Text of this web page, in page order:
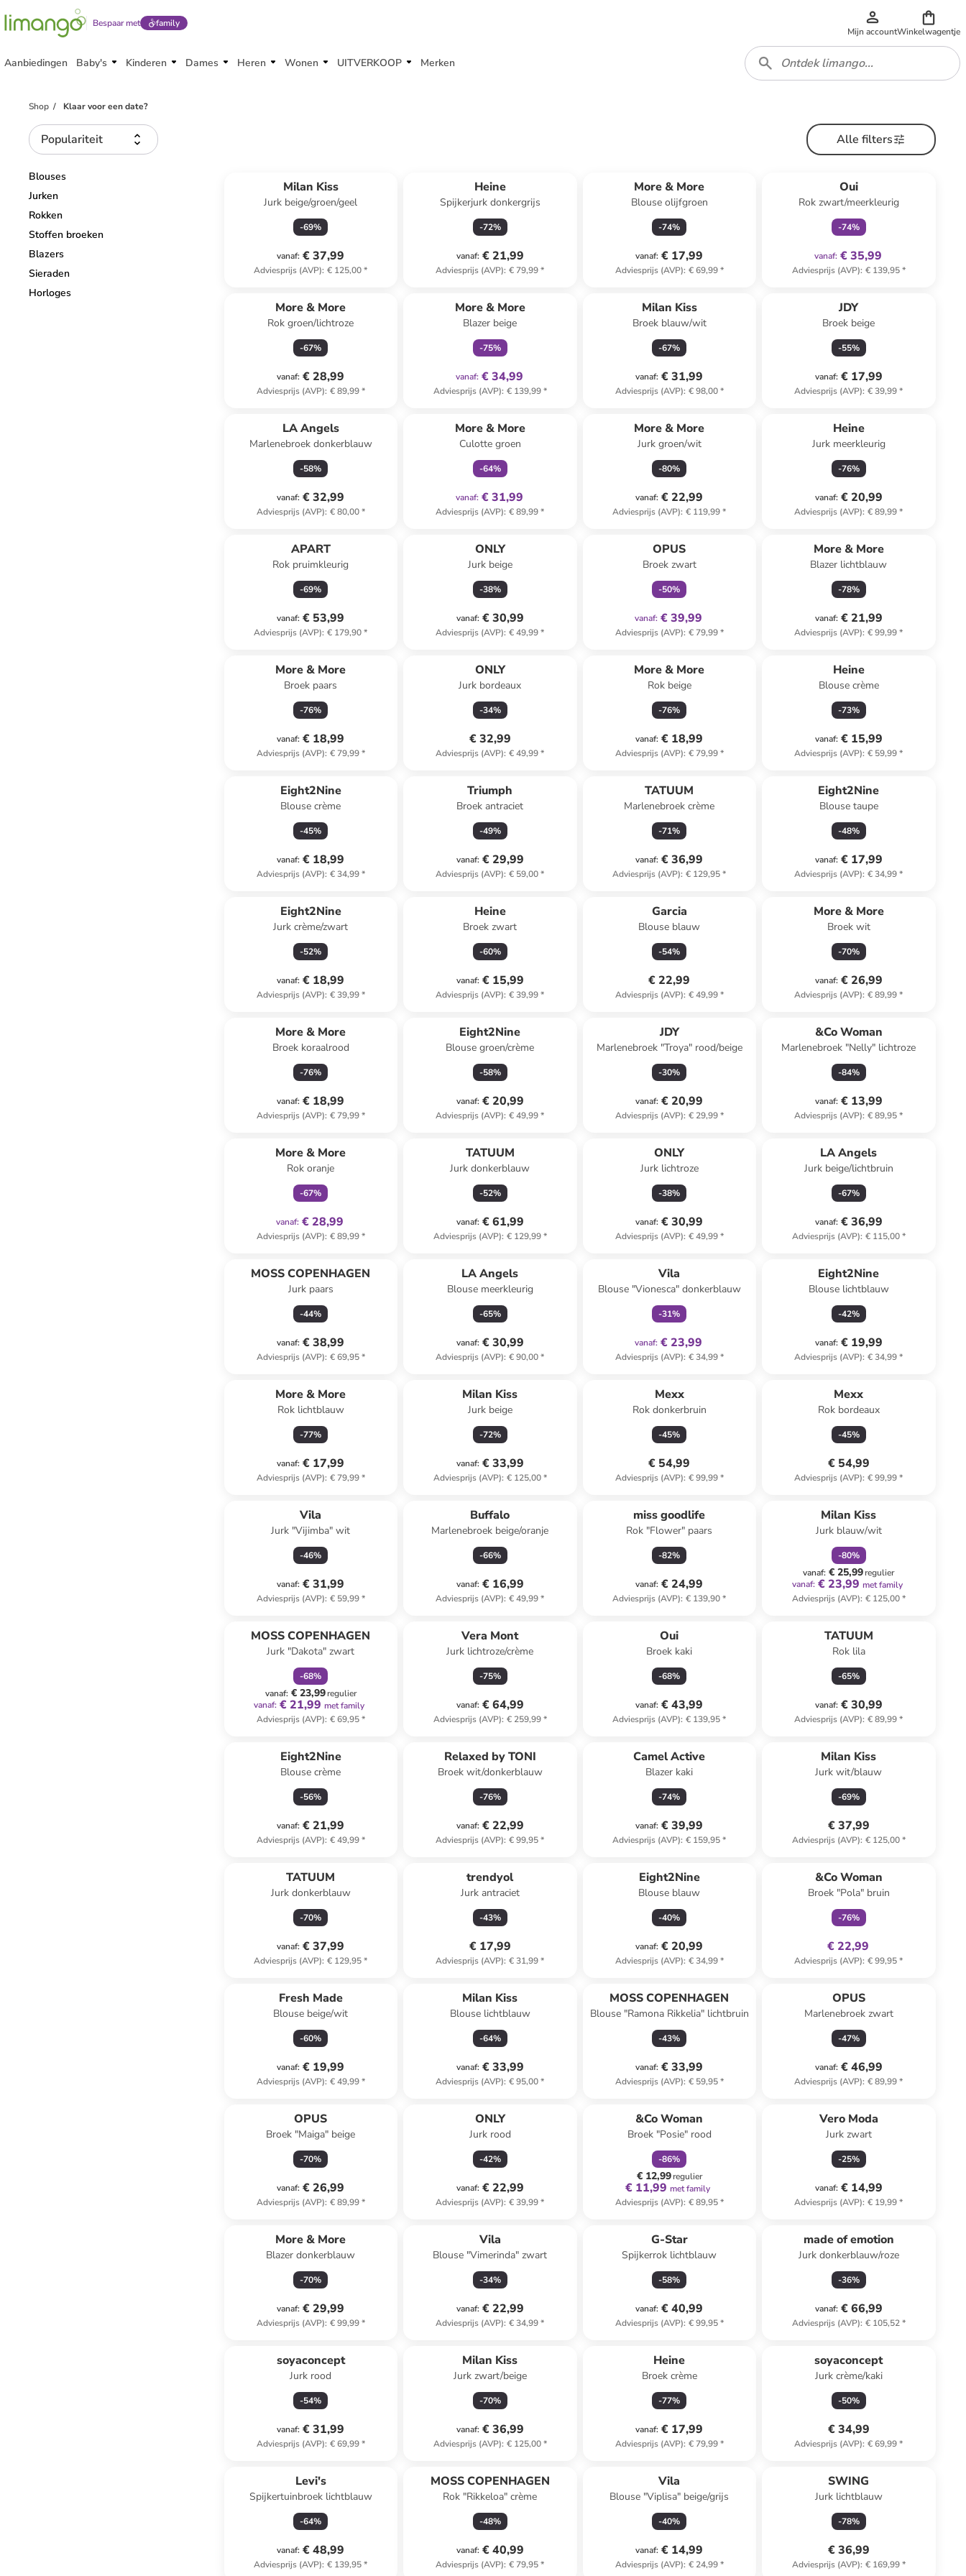
Bespaar met family
Mijn accountWinkelwagentje
Aanbiedingen Baby's Kinderen Dames Heren Wonen UITVERKOOP Merken
Shop Klaar voor een date?
Populariteit Alle filters
Blouses
Jurken
Rokken
Stoffen broeken
Blazers
Sieraden
Horloges
Milan Kiss
Jurk beige/groen/geel
-69%
vanaf: € 37,99
Adviesprijs (AVP): € 125,00*
Heine
Spijkerjurk donkergrijs
-72%
vanaf: € 21,99
Adviesprijs (AVP): € 79,99*
More & More
Blouse olijfgroen
-74%
vanaf: € 17,99
Adviesprijs (AVP): € 69,99*
Oui
Rok zwart/meerkleurig
-74%
vanaf: € 35,99
Adviesprijs (AVP): € 139,95*
More & More
Rok groen/lichtroze
-67%
vanaf: € 28,99
Adviesprijs (AVP): € 89,99*
More & More
Blazer beige
-75%
vanaf: € 34,99
Adviesprijs (AVP): € 139,99*
Milan Kiss
Broek blauw/wit
-67%
vanaf: € 31,99
Adviesprijs (AVP): € 98,00*
JDY
Broek beige
-55%
vanaf: € 17,99
Adviesprijs (AVP): € 39,99*
LA Angels
Marlenebroek donkerblauw
-58%
vanaf: € 32,99
Adviesprijs (AVP): € 80,00*
More & More
Culotte groen
-64%
vanaf: € 31,99
Adviesprijs (AVP): € 89,99*
More & More
Jurk groen/wit
-80%
vanaf: € 22,99
Adviesprijs (AVP): € 119,99*
Heine
Jurk meerkleurig
-76%
vanaf: € 20,99
Adviesprijs (AVP): € 89,99*
APART
Rok pruimkleurig
-69%
vanaf: € 53,99
Adviesprijs (AVP): € 179,90*
ONLY
Jurk beige
-38%
vanaf: € 30,99
Adviesprijs (AVP): € 49,99*
OPUS
Broek zwart
-50%
vanaf: € 39,99
Adviesprijs (AVP): € 79,99*
More & More
Blazer lichtblauw
-78%
vanaf: € 21,99
Adviesprijs (AVP): € 99,99*
More & More
Broek paars
-76%
vanaf: € 18,99
Adviesprijs (AVP): € 79,99*
ONLY
Jurk bordeaux
-34%
€ 32,99
Adviesprijs (AVP): € 49,99*
More & More
Rok beige
-76%
vanaf: € 18,99
Adviesprijs (AVP): € 79,99*
Heine
Blouse crème
-73%
vanaf: € 15,99
Adviesprijs (AVP): € 59,99*
Eight2Nine
Blouse crème
-45%
vanaf: € 18,99
Adviesprijs (AVP): € 34,99*
Triumph
Broek antraciet
-49%
vanaf: € 29,99
Adviesprijs (AVP): € 59,00*
TATUUM
Marlenebroek crème
-71%
vanaf: € 36,99
Adviesprijs (AVP): € 129,95*
Eight2Nine
Blouse taupe
-48%
vanaf: € 17,99
Adviesprijs (AVP): € 34,99*
Eight2Nine
Jurk crème/zwart
-52%
vanaf: € 18,99
Adviesprijs (AVP): € 39,99*
Heine
Broek zwart
-60%
vanaf: € 15,99
Adviesprijs (AVP): € 39,99*
Garcia
Blouse blauw
-54%
€ 22,99
Adviesprijs (AVP): € 49,99*
More & More
Broek wit
-70%
vanaf: € 26,99
Adviesprijs (AVP): € 89,99*
More & More
Broek koraalrood
-76%
vanaf: € 18,99
Adviesprijs (AVP): € 79,99*
Eight2Nine
Blouse groen/crème
-58%
vanaf: € 20,99
Adviesprijs (AVP): € 49,99*
JDY
Marlenebroek "Troya" rood/beige
-30%
vanaf: € 20,99
Adviesprijs (AVP): € 29,99*
&Co Woman
Marlenebroek "Nelly" lichtroze
-84%
vanaf: € 13,99
Adviesprijs (AVP): € 89,95*
More & More
Rok oranje
-67%
vanaf: € 28,99
Adviesprijs (AVP): € 89,99*
TATUUM
Jurk donkerblauw
-52%
vanaf: € 61,99
Adviesprijs (AVP): € 129,99*
ONLY
Jurk lichtroze
-38%
vanaf: € 30,99
Adviesprijs (AVP): € 49,99*
LA Angels
Jurk beige/lichtbruin
-67%
vanaf: € 36,99
Adviesprijs (AVP): € 115,00*
MOSS COPENHAGEN
Jurk paars
-44%
vanaf: € 38,99
Adviesprijs (AVP): € 69,95*
LA Angels
Blouse meerkleurig
-65%
vanaf: € 30,99
Adviesprijs (AVP): € 90,00*
Vila
Blouse "Vionesca" donkerblauw
-31%
vanaf: € 23,99
Adviesprijs (AVP): € 34,99*
Eight2Nine
Blouse lichtblauw
-42%
vanaf: € 19,99
Adviesprijs (AVP): € 34,99*
More & More
Rok lichtblauw
-77%
vanaf: € 17,99
Adviesprijs (AVP): € 79,99*
Milan Kiss
Jurk beige
-72%
vanaf: € 33,99
Adviesprijs (AVP): € 125,00*
Mexx
Rok donkerbruin
-45%
€ 54,99
Adviesprijs (AVP): € 99,99*
Mexx
Rok bordeaux
-45%
€ 54,99
Adviesprijs (AVP): € 99,99*
Vila
Jurk "Vijimba" wit
-46%
vanaf: € 31,99
Adviesprijs (AVP): € 59,99*
Buffalo
Marlenebroek beige/oranje
-66%
vanaf: € 16,99
Adviesprijs (AVP): € 49,99*
miss goodlife
Rok "Flower" paars
-82%
vanaf: € 24,99
Adviesprijs (AVP): € 139,90*
Milan Kiss
Jurk blauw/wit
-80%
vanaf: € 25,99regulier
vanaf: € 23,99 met family
Adviesprijs (AVP): € 125,00*
MOSS COPENHAGEN
Jurk "Dakota" zwart
-68%
vanaf: € 23,99regulier
vanaf: € 21,99 met family
Adviesprijs (AVP): € 69,95*
Vera Mont
Jurk lichtroze/crème
-75%
vanaf: € 64,99
Adviesprijs (AVP): € 259,99*
Oui
Broek kaki
-68%
vanaf: € 43,99
Adviesprijs (AVP): € 139,95*
TATUUM
Rok lila
-65%
vanaf: € 30,99
Adviesprijs (AVP): € 89,99*
Eight2Nine
Blouse crème
-56%
vanaf: € 21,99
Adviesprijs (AVP): € 49,99*
Relaxed by TONI
Broek wit/donkerblauw
-76%
vanaf: € 22,99
Adviesprijs (AVP): € 99,95*
Camel Active
Blazer kaki
-74%
vanaf: € 39,99
Adviesprijs (AVP): € 159,95*
Milan Kiss
Jurk wit/blauw
-69%
€ 37,99
Adviesprijs (AVP): € 125,00*
TATUUM
Jurk donkerblauw
-70%
vanaf: € 37,99
Adviesprijs (AVP): € 129,95*
trendyol
Jurk antraciet
-43%
€ 17,99
Adviesprijs (AVP): € 31,99*
Eight2Nine
Blouse blauw
-40%
vanaf: € 20,99
Adviesprijs (AVP): € 34,99*
&Co Woman
Broek "Pola" bruin
-76%
€ 22,99
Adviesprijs (AVP): € 99,95*
Fresh Made
Blouse beige/wit
-60%
vanaf: € 19,99
Adviesprijs (AVP): € 49,99*
Milan Kiss
Blouse lichtblauw
-64%
vanaf: € 33,99
Adviesprijs (AVP): € 95,00*
MOSS COPENHAGEN
Blouse "Ramona Rikkelia" lichtbruin
-43%
vanaf: € 33,99
Adviesprijs (AVP): € 59,95*
OPUS
Marlenebroek zwart
-47%
vanaf: € 46,99
Adviesprijs (AVP): € 89,99*
OPUS
Broek "Maiga" beige
-70%
vanaf: € 26,99
Adviesprijs (AVP): € 89,99*
ONLY
Jurk rood
-42%
vanaf: € 22,99
Adviesprijs (AVP): € 39,99*
&Co Woman
Broek "Posie" rood
-86%
€ 12,99regulier
€ 11,99 met family
Adviesprijs (AVP): € 89,95*
Vero Moda
Jurk zwart
-25%
vanaf: € 14,99
Adviesprijs (AVP): € 19,99*
More & More
Blazer donkerblauw
-70%
vanaf: € 29,99
Adviesprijs (AVP): € 99,99*
Vila
Blouse "Vimerinda" zwart
-34%
vanaf: € 22,99
Adviesprijs (AVP): € 34,99*
G-Star
Spijkerrok lichtblauw
-58%
vanaf: € 40,99
Adviesprijs (AVP): € 99,95*
made of emotion
Jurk donkerblauw/roze
-36%
vanaf: € 66,99
Adviesprijs (AVP): € 105,52*
soyaconcept
Jurk rood
-54%
vanaf: € 31,99
Adviesprijs (AVP): € 69,99*
Milan Kiss
Jurk zwart/beige
-70%
vanaf: € 36,99
Adviesprijs (AVP): € 125,00*
Heine
Broek crème
-77%
vanaf: € 17,99
Adviesprijs (AVP): € 79,99*
soyaconcept
Jurk crème/kaki
-50%
€ 34,99
Adviesprijs (AVP): € 69,99*
Levi's
Spijkertuinbroek lichtblauw
-64%
vanaf: € 48,99
Adviesprijs (AVP): € 139,95*
MOSS COPENHAGEN
Rok "Rikkeloa" crème
-48%
vanaf: € 40,99
Adviesprijs (AVP): € 79,95*
Vila
Blouse "Viplisa" beige/grijs
-40%
vanaf: € 14,99
Adviesprijs (AVP): € 24,99*
SWING
Jurk lichtblauw
-78%
€ 36,99
Adviesprijs (AVP): € 169,99*